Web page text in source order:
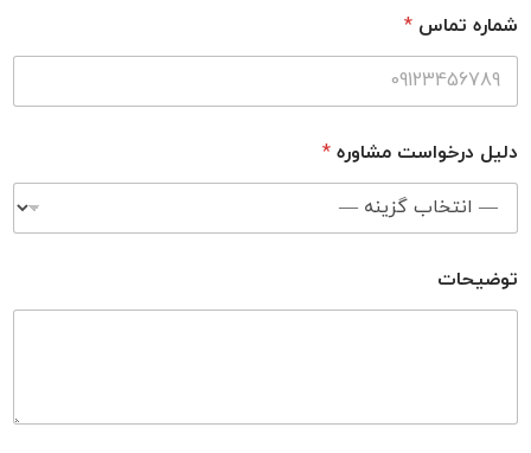
شماره تماس *
دلیل درخواست مشاوره *
توضیحات